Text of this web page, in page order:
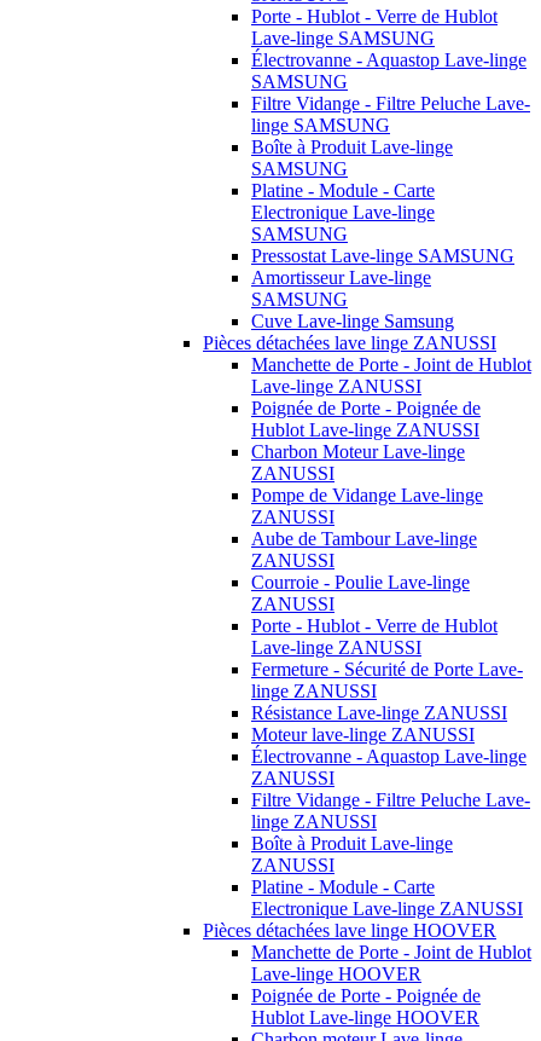
Porte - Hublot - Verre de Hublot
Lave-linge SAMSUNG
Électrovanne - Aquastop Lave-linge
SAMSUNG
Filtre Vidange - Filtre Peluche Lave-
linge SAMSUNG
Boîte à Produit Lave-linge
SAMSUNG
Platine - Module - Carte
Electronique Lave-linge
SAMSUNG
Pressostat Lave-linge SAMSUNG
Amortisseur Lave-linge
SAMSUNG
Cuve Lave-linge Samsung
Pièces détachées lave linge ZANUSSI
Manchette de Porte - Joint de Hublot
Lave-linge ZANUSSI
Poignée de Porte - Poignée de
Hublot Lave-linge ZANUSSI
Charbon Moteur Lave-linge
ZANUSSI
Pompe de Vidange Lave-linge
ZANUSSI
Aube de Tambour Lave-linge
ZANUSSI
Courroie - Poulie Lave-linge
ZANUSSI
Porte - Hublot - Verre de Hublot
Lave-linge ZANUSSI
Fermeture - Sécurité de Porte Lave-
linge ZANUSSI
Résistance Lave-linge ZANUSSI
Moteur lave-linge ZANUSSI
Électrovanne - Aquastop Lave-linge
ZANUSSI
Filtre Vidange - Filtre Peluche Lave-
linge ZANUSSI
Boîte à Produit Lave-linge
ZANUSSI
Platine - Module - Carte
Electronique Lave-linge ZANUSSI
Pièces détachées lave linge HOOVER
Manchette de Porte - Joint de Hublot
Lave-linge HOOVER
Poignée de Porte - Poignée de
Hublot Lave-linge HOOVER